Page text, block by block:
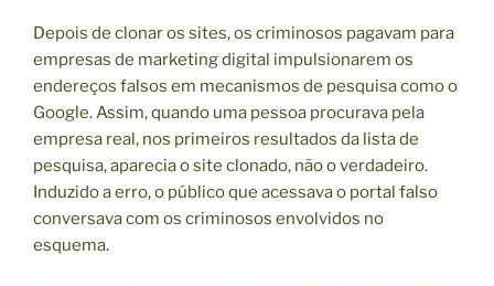
Depois de clonar os sites, os criminosos pagavam para
empresas de marketing digital impulsionarem os
endereços falsos em mecanismos de pesquisa como o
Google. Assim, quando uma pessoa procurava pela
empresa real, nos primeiros resultados da lista de
pesquisa, aparecia o site clonado, não o verdadeiro.
Induzido a erro, o público que acessava o portal falso
conversava com os criminosos envolvidos no
esquema.